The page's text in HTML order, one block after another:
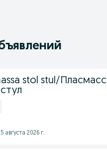
stol stul/
августа 2026 г.